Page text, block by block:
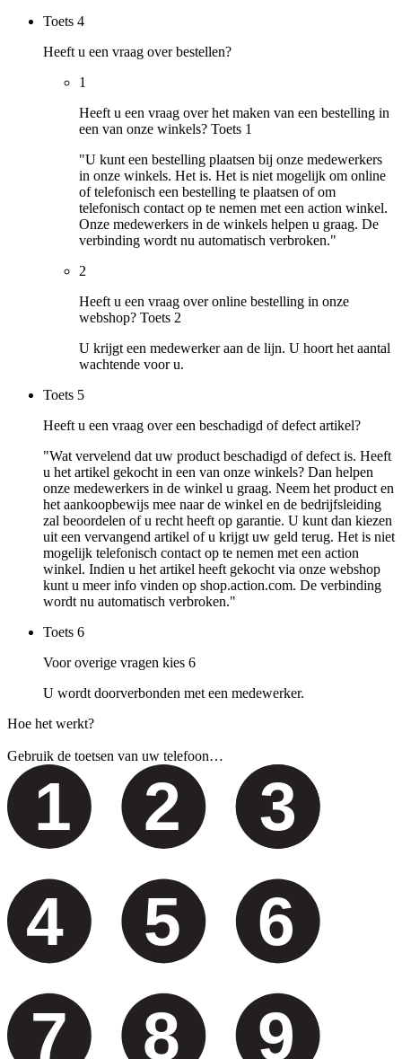
Toets 4
Heeft u een vraag over bestellen?
1
Heeft u een vraag over het maken van een bestelling in
een van onze winkels? Toets 1
"U kunt een bestelling plaatsen bij onze medewerkers
in onze winkels. Het is. Het is niet mogelijk om online
of telefonisch een bestelling te plaatsen of om
telefonisch contact op te nemen met een action winkel.
Onze medewerkers in de winkels helpen u graag. De
verbinding wordt nu automatisch verbroken."
2
Heeft u een vraag over online bestelling in onze
webshop? Toets 2
U krijgt een medewerker aan de lijn. U hoort het aantal
wachtende voor u.
Toets 5
Heeft u een vraag over een beschadigd of defect artikel?
"Wat vervelend dat uw product beschadigd of defect is. Heeft
u het artikel gekocht in een van onze winkels? Dan helpen
onze medewerkers in de winkel u graag. Neem het product en
het aankoopbewijs mee naar de winkel en de bedrijfsleiding
zal beoordelen of u recht heeft op garantie. U kunt dan kiezen
uit een vervangend artikel of u krijgt uw geld terug. Het is niet
mogelijk telefonisch contact op te nemen met een action
winkel. Indien u het artikel heeft gekocht via onze webshop
kunt u meer info vinden op shop.action.com. De verbinding
wordt nu automatisch verbroken."
Toets 6
Voor overige vragen kies 6
U wordt doorverbonden met een medewerker.
Hoe het werkt?
Gebruik de toetsen van uw telefoon…
1 2
3
4
5 6
7 8 9